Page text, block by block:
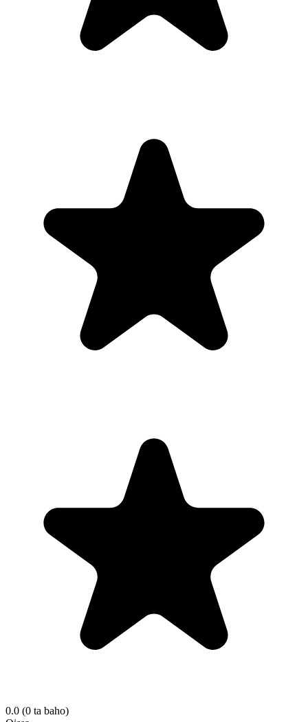
0.0 (0 ta baho)